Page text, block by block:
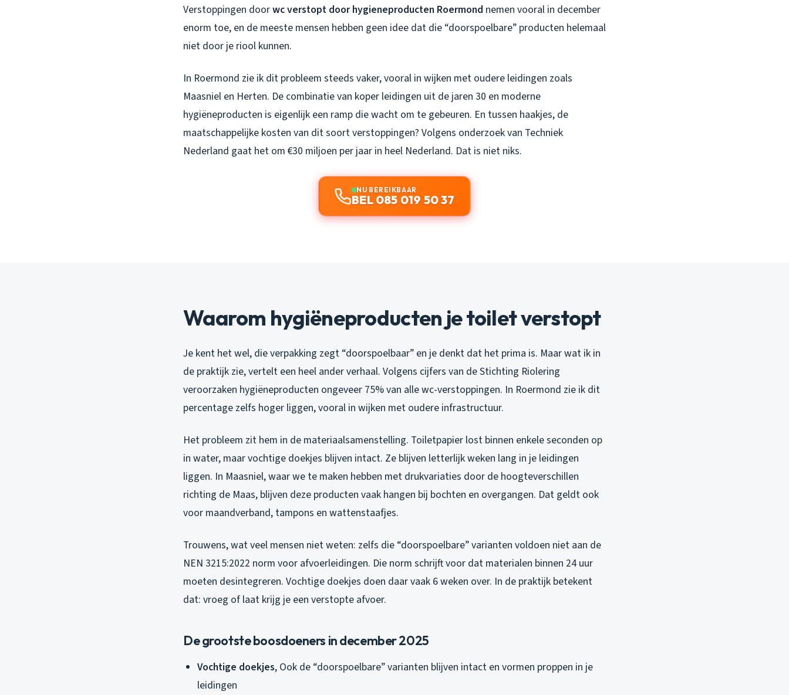
Verstoppingen doorwc verstopt door hygieneproducten Roermond nemen vooral in december
enorm toe, en de meeste mensen hebben geen idee dat die “doorspoelbare” producten helemaal
niet door je riool kunnen.
In Roermond zie ik dit probleem steeds vaker, vooral in wijken met oudere leidingen zoals
Maasniel en Herten. De combinatie van koper leidingen uit de jaren 30 en moderne
hygiëneproducten is eigenlijk een ramp die wacht om te gebeuren. En tussen haakjes, de
maatschappelijke kosten van dit soort verstoppingen? Volgens onderzoek van Techniek
Nederland gaat het om €30 miljoen per jaar in heel Nederland. Dat is niet niks.
NU BEREIKBAAR
BEL 085 019 50 37
Waarom hygiëneproducten je toilet verstopt
Je kent het wel, die verpakking zegt “doorspoelbaar” en je denkt dat het prima is. Maar wat ik in
de praktijk zie, vertelt een heel ander verhaal. Volgens cijfers van de Stichting Riolering
veroorzaken hygiëneproducten ongeveer 75% van alle wc-verstoppingen. In Roermond zie ik dit
percentage zelfs hoger liggen, vooral in wijken met oudere infrastructuur.
Het probleem zit hem in de materiaalsamenstelling. Toiletpapier lost binnen enkele seconden op
in water, maar vochtige doekjes blijven intact. Ze blijven letterlijk weken lang in je leidingen
liggen. In Maasniel, waar we te maken hebben met drukvariaties door de hoogteverschillen
richting de Maas, blijven deze producten vaak hangen bij bochten en overgangen. Dat geldt ook
voor maandverband, tampons en wattenstaafjes.
Trouwens, wat veel mensen niet weten: zelfs die “doorspoelbare” varianten voldoen niet aan de
NEN 3215:2022 norm voor afvoerleidingen. Die norm schrijft voor dat materialen binnen 24 uur
moeten desintegreren. Vochtige doekjes doen daar vaak 6 weken over. In de praktijk betekent
dat: vroeg of laat krijg je een verstopte afvoer.
De grootste boosdoeners in december 2025
Vochtige doekjes, Ook de “doorspoelbare” varianten blijven intact en vormen proppen in je
leidingen